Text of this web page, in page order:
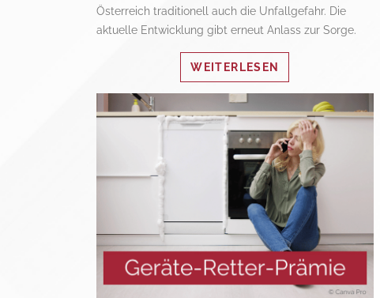
Österreich traditionell auch die Unfallgefahr. Die
aktuelle Entwicklung gibt erneut Anlass zur Sorge.
WEITERLESEN